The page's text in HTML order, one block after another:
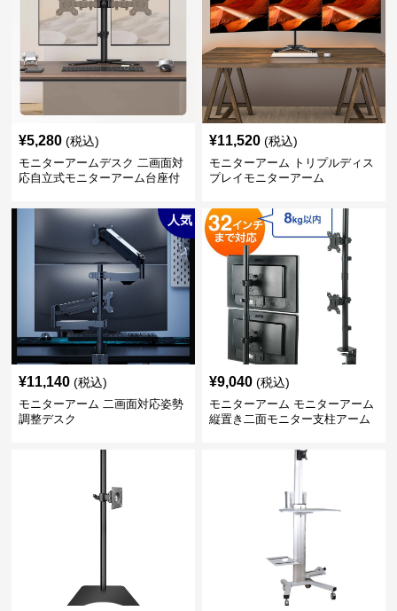
¥5,280 (税込)
モニターアームデスク 二画面対
応自立式モニターアーム台座付
¥11,520 (税込)
モニターアーム トリプルディス
プレイモニターアーム
人気
¥11,140 (税込)
モニターアーム 二画面対応姿勢
調整デスク
¥9,040 (税込)
モニターアーム モニターアーム
縦置き二面モニター支柱アーム